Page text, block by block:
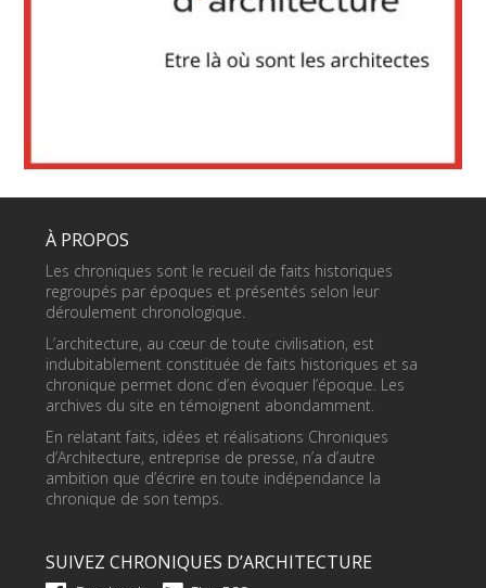
À PROPOS
Les chroniques sont le recueil de faits historiques
regroupés par époques et présentés selon leur
déroulement chronologique.
L’architecture, au cœur de toute civilisation, est
indubitablement constituée de faits historiques et sa
chronique permet donc d’en évoquer l’époque. Les
archives du site en témoignent abondamment.
En relatant faits, idées et réalisations Chroniques
d’Architecture, entreprise de presse, n’a d’autre
ambition que d’écrire en toute indépendance la
chronique de son temps.
SUIVEZ CHRONIQUES D’ARCHITECTURE